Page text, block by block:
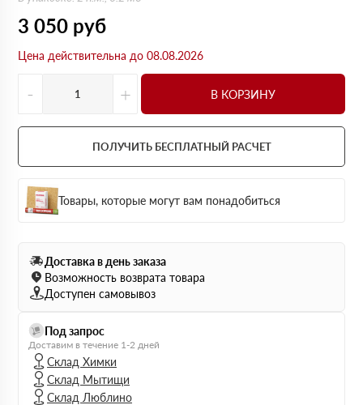
3 050 руб
Цена действительна до 08.08.2026
- + В КОРЗИНУ
ПОЛУЧИТЬ БЕСПЛАТНЫЙ РАСЧЕТ
Товары, которые могут вам понадобиться
Доставка в день заказа
Возможность возврата товара
Доступен самовывоз
Под запрос
Доставим в течение 1-2 дней
Склад Химки
Склад Мытищи
Склад Люблино